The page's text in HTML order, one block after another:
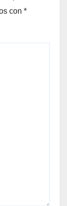
con *